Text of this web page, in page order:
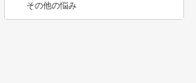
その他の悩み